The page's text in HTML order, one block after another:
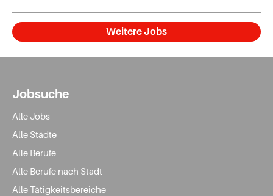
Weitere Jobs
Jobsuche
Alle Jobs
Alle Städte
Alle Berufe
Alle Berufe nach Stadt
Alle Tätigkeitsbereiche